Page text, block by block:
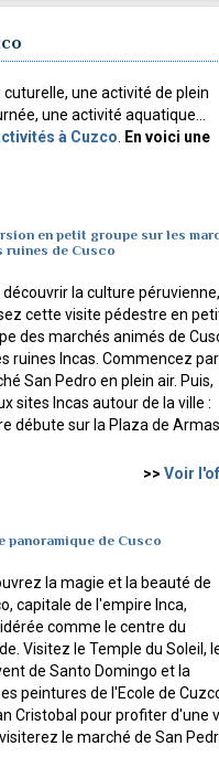
cuturelle, une activité de plein
une activité aquatique...
à Cuzco
En voici une
en petit groupe sur les
ruines de Cusco
découvrir la culture péruvienne,
cette visite pédestre en
des marchés animés de
ruines Incas. Commencez
San Pedro en plein air. Puis,
sites Incas autour de la ville :
débute sur la Plaza de
>> Voir
panoramique de Cusco
la magie et la beauté de
capitale de l'empire Inca,
comme le centre du
Visitez le Temple du Soleil,
de Santo Domingo et la
peintures de l'Ecole de
Cristobal pour profiter d'une
le marché de San